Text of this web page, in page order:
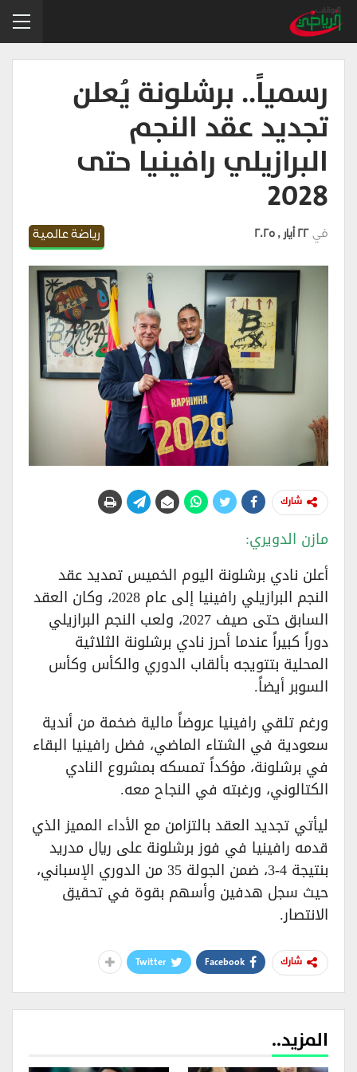
رسمياً.. برشلونة يُعلن
تجديد عقد النجم
البرازيلي رافينيا حتى
2028
رياضة عالمية في 22 أيار , 2025
شارك
مازن الدويري:
أعلن نادي برشلونة اليوم الخميس تمديد عقد
النجم البرازيلي رافينيا إلى عام 2028، وكان العقد
السابق حتى صيف 2027، ولعب النجم البرازيلي
دوراً كبيراً عندما أحرز نادي برشلونة الثلاثية
المحلية بتتويجه بألقاب الدوري والكأس وكأس
السوبر أيضاً.
ورغم تلقي رافينيا عروضاً مالية ضخمة من أندية
سعودية في الشتاء الماضي، فضل رافينيا البقاء
في برشلونة، مؤكداً تمسكه بمشروع النادي
الكتالوني، ورغبته في النجاح معه.
ليأتي تجديد العقد بالتزامن مع الأداء المميز الذي
قدمه رافينيا في فوز برشلونة على ريال مدريد
بنتيجة 4-3، ضمن الجولة 35 من الدوري الإسباني،
حيث سجل هدفين وأسهم بقوة في تحقيق
الانتصار.
شارك Facebook
Twitter
المزيد..